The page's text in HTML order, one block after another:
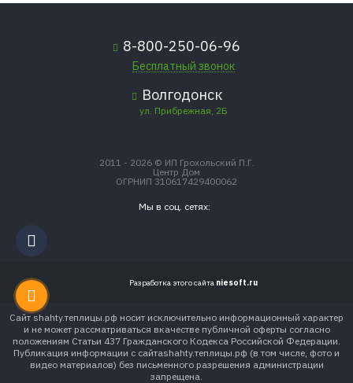
8-800-250-06-96
Бесплатный звонок
Волгодонск
ул. Прибрежная, 2Б
2011 - 2026 © ИП Грохольский П.Г.
Центр Дом
ОГРНИП 310617429400062
Мы в соц. сетях:
Разработка этого сайта niesoft.ru
Сайт shahty.теплицы.рф носит исключительно информационный характер
и не может рассматриваться вкачестве публичной оферты согласно
положениям Статьи 437 Гражданского Кодекса Российской Федерации.
Публикация информации с сайтаshahty.теплицы.рф (в том числе, фото и
видео материалов) без письменного разрешения администрации
запрещена.